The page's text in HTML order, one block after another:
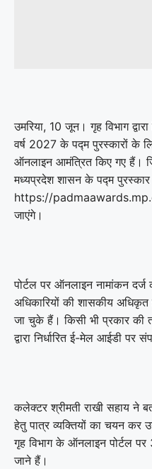
उमरिया, 10 जून। गृह विभाग
वर्ष 2027 के पद्म पुरस्कारों के
ऑनलाइन आमंत्रित किए गए हैं।
मध्यप्रदेश शासन के पद्म पुरस्कार
https://
जाएंगे।
पोर्टल पर ऑनलाइन नामांकन
अधिकारियों की शासकीय
जा चुके हैं। किसी भी प्रकार की
द्वारा निर्धारित ई-मेल आईडी पर
कलेक्टर श्रीमती राखी सहाय ने
हेतु पात्र व्यक्तियों का चयन
गृह विभाग के ऑनलाइन पोर्टल
जाने हैं।